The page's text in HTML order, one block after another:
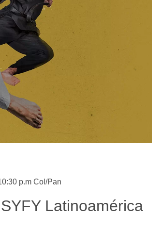
p.m Col/Pan
Latinoamérica